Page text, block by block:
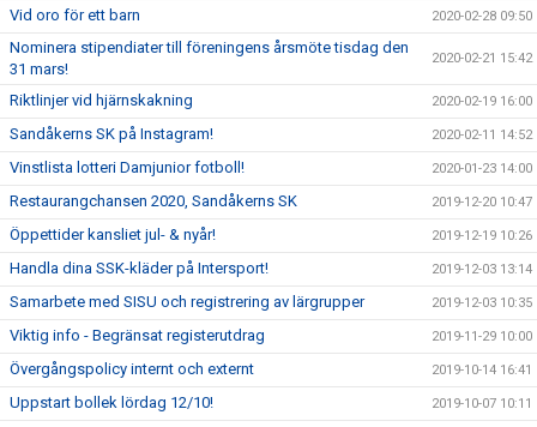
Vid oro för ett barn 2020-02-28 09:50
Nominera stipendiater till föreningens årsmöte tisdag den
31 mars!
2020-02-21 15:42
Riktlinjer vid hjärnskakning 2020-02-19 16:00
Sandåkerns SK på Instagram! 2020-02-11 14:52
Vinstlista lotteri Damjunior fotboll! 2020-01-23 14:00
Restaurangchansen 2020, Sandåkerns SK 2019-12-20 10:47
Öppettider kansliet jul- & nyår! 2019-12-19 10:26
Handla dina SSK-kläder på Intersport! 2019-12-03 13:14
Samarbete med SISU och registrering av lärgrupper 2019-12-03 10:35
Viktig info - Begränsat registerutdrag 2019-11-29 10:00
Övergångspolicy internt och externt 2019-10-14 16:41
Uppstart bollek lördag 12/10! 2019-10-07 10:11